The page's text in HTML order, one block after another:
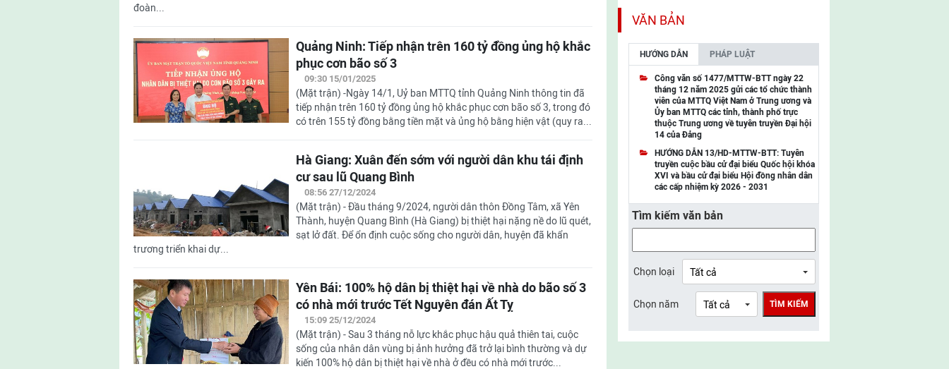
đoàn...
Quảng Ninh: Tiếp nhận trên 160 tỷ đồng ủng hộ khắc
phục cơn bão số 3
09:30 15/01/2025
(Mặt trận) -Ngày 14/1, Uỷ ban MTTQ tỉnh Quảng Ninh thông tin đã
tiếp nhận trên 160 tỷ đồng ủng hộ khắc phục cơn bão số 3, trong đó
có trên 155 tỷ đồng bằng tiền mặt và ủng hộ bằng hiện vật (quy ra...
Hà Giang: Xuân đến sớm với người dân khu tái định
cư sau lũ Quang Bình
08:56 27/12/2024
(Mặt trận) - Đầu tháng 9/2024, người dân thôn Đồng Tâm, xã Yên
Thành, huyện Quang Bình (Hà Giang) bị thiệt hại nặng nề do lũ quét,
sạt lở đất. Để ổn định cuộc sống cho người dân, huyện đã khẩn
trương triển khai dự...
Yên Bái: 100% hộ dân bị thiệt hại về nhà do bão số 3
có nhà mới trước Tết Nguyên đán Ất Tỵ
15:09 25/12/2024
(Mặt trận) - Sau 3 tháng nỗ lực khắc phục hậu quả thiên tai, cuộc
sống của nhân dân vùng bị ảnh hưởng đã trở lại bình thường và dự
kiến 100% hộ dân bị thiệt hại về nhà ở đều có nhà mới trước...
UBMTTQ Việt Nam TP. Cần Thơ
UBMTTQ Việt Nam tỉnh Quảng Ninh
UBMTTQ Việt Nam tỉnh Cao Bằng
UBMTTQ Việt Nam tỉnh Lạng Sơn
UBMTTQ Việt Nam tỉnh Lai Châu
UBMTTQ Việt Nam tỉnh Điện Biên
UBMTTQ Việt Nam tỉnh Sơn La
UBMTTQ Việt Nam tỉnh Thanh Hóa
UBMTTQ Việt Nam tỉnh Nghệ An
UBMTTQ Việt Nam tỉnh Lào Cai
UBMTTQ Việt Nam tỉnh Thái Nguyên
VĂN BẢN
HƯỚNG DẪN PHÁP LUẬT
Công văn số 1477/MTTW-BTT ngày 22
tháng 12 năm 2025 gửi các tổ chức thành
viên của MTTQ Việt Nam ở Trung ương và
Ủy ban MTTQ các tỉnh, thành phố trực
thuộc Trung ương về tuyên truyền Đại hội
14 của Đảng
HƯỚNG DẪN 13/HD-MTTW-BTT: Tuyên
truyền cuộc bầu cử đại biểu Quốc hội khóa
XVI và bầu cử đại biểu Hội đồng nhân dân
các cấp nhiệm kỳ 2026 - 2031
Tìm kiếm văn bản
Chọn loại
Chọn năm TÌM KIẾM